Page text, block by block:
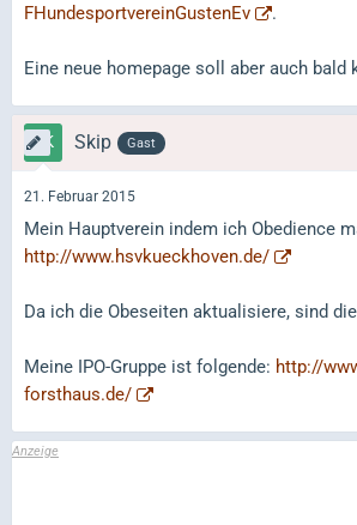
FHundesportvereinGustenEv
.
Eine neue homepage soll aber auch bald
Skip Gast
21. Februar 2015
Mein Hauptverein indem ich Obedience
http://www.hsvkueckhoven.de/
Da ich die Obeseiten aktualisiere, sind
Meine IPO-Gruppe ist folgende: http://
forsthaus.de/